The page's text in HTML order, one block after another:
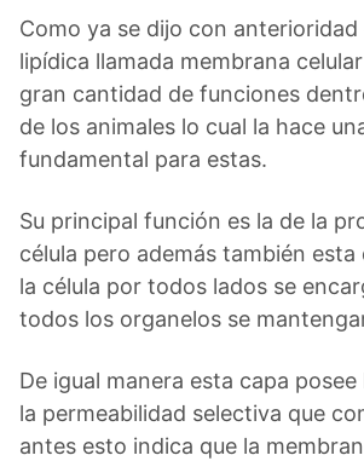
Como ya se dijo con anterioridad
lipídica llamada membrana
gran cantidad de funciones
de los animales lo cual la hace
fundamental para estas.
Su principal función es la de la
célula pero además también esta
la célula por todos lados se
todos los organelos se
De igual manera esta capa
la permeabilidad selectiva que
antes esto indica que la